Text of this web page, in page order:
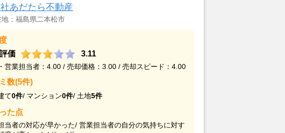
あだたら不動産
：福島県二本松市
価
3.11
営業担当者：4.00 / 売却価格：3.00 / 売却スピード：4.00
数(5件)
て0件/ マンション0件/ 土地5件
た点
当者の対応が早かった/ 営業担当者の自分の気持ちに対す